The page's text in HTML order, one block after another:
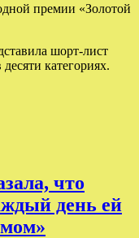
премии «Золотой
шорт-лист
категориях.
что
день ей